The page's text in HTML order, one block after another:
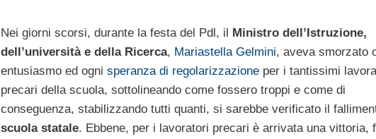
Nei giorni scorsi, durante la festa del Pdl, il Ministro dell’Istruzione,
dell’università e della Ricerca, Mariastella Gelmini, aveva smorzato
entusiasmo ed ogni speranza di regolarizzazioneper i tantissimi
precari della scuola, sottolineando come fossero troppi e come di
conseguenza, stabilizzando tutti quanti, si sarebbe verificato il
scuola statale. Ebbene, per i lavoratori precari è arrivata una vittoria,